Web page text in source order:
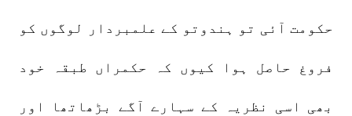
حکومت آئی تو ہندوتو کے علمبردار لوگوں کو
فروغ حاصل ہوا کیوں کہ حکمراں طبقہ خود
بھی اسی نظریہ کے سہارے آگے بڑھاتھا اور